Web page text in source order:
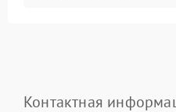
Контактная